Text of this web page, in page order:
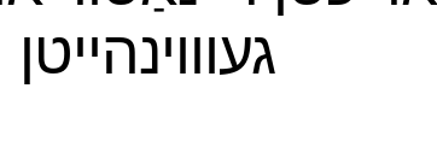
געוווינהייטן